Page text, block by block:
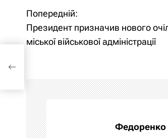
Н
а
і
г
а
Попередній:
Президент призначив нового
міської військової адміністрації
Федоренко